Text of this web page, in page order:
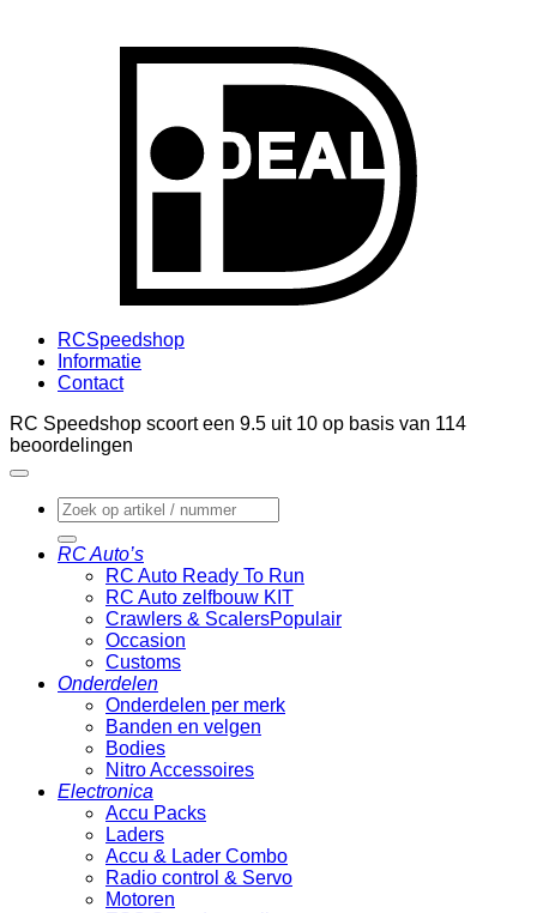
RCSpeedshop
Informatie
Contact
RC Speedshop scoort een 9.5 uit 10 op basis van 114
beoordelingen
Zoeken
naar:
RC Auto’s
RC Auto Ready To Run
RC Auto zelfbouw KIT
Crawlers & Scalers
Occasion
Customs
Onderdelen
Onderdelen per merk
Banden en velgen
Bodies
Nitro Accessoires
Electronica
Accu Packs
Laders
Accu & Lader Combo
Radio control & Servo
Motoren